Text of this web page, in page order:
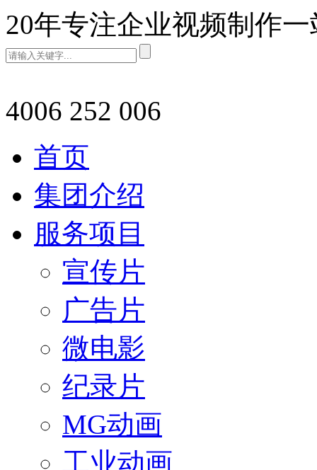
20年专注企业视频制作
4006 252 006
首页
集团介绍
服务项目
宣传片
广告片
微电影
纪录片
MG动画
工业动画